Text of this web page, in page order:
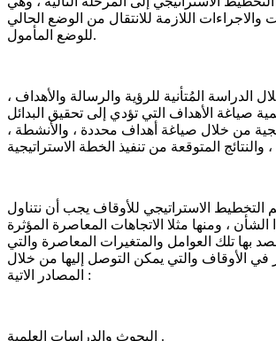
اللازمة للانتقال من الوضع الحالي
للوضع المأمول.
الدراسة المُتأنية للرؤية والرسالة والأهداف ،
صياغة الأهداف التي تؤدي إلى تحقيق البدائل
من خلال صياغة أهداف محددة ، والأنشطة ،
التخطيط الاستراتيجي للأوقاف يجب أن نتناول
، ومنها مثلا الاتجاهات المعاصرة المؤثرة
بها تلك العوامل والمتغيرات المعاصرة والتي
في الأوقاف والتي يمكن التوصل إليها من خلال
المصادر الاتية :
البحوث والدراسات العلمية .